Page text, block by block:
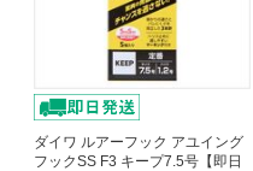
ダイワ ルアーフック アユイング
フックSS F3 キープ7.5号【即日